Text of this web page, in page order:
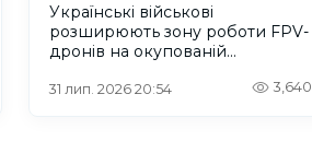
Українські військові
розширюють зону роботи FPV-
дронів на окупованій
31 лип. 2026 20:54 3,640